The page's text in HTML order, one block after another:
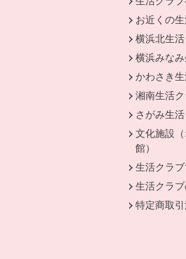
お近くの
横浜北生
横浜みな
かわさき
湘南生活
さがみ生
文化施設
館）
生活クラブ
生活クラ
特定商取